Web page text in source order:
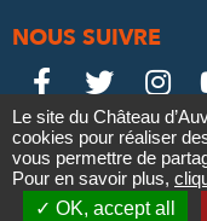
NOUS SUIVRE
Le
Château
sur

Le
Château
sur

Le
sur

Mentions légales
Partenaires & Mécènes
Le site du Château
cookies pour réaliser
vous permettre de
Pour en savoir plus,
OK, accept all